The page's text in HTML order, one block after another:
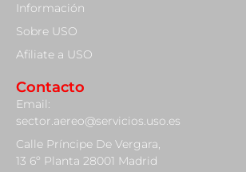
Información
Sobre USO
Afiliate a USO
Contacto
Email:
sector.aereo@servicios.uso.es
Calle Príncipe De Vergara,
13 6º Planta 28001 Madrid